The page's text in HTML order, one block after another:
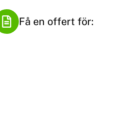
Få en offert för: